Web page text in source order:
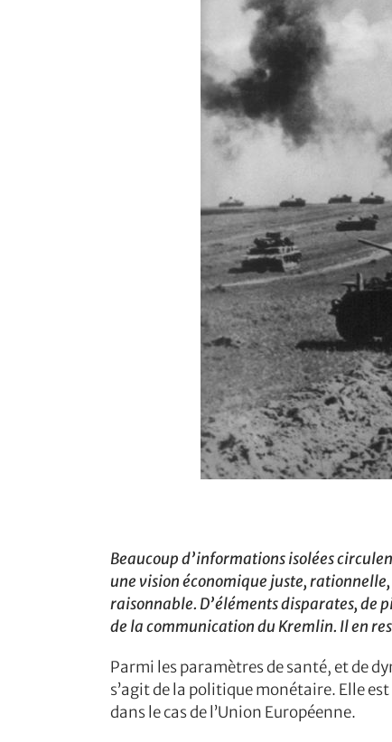
Beaucoup d’informations isolées
une vision économique juste,
raisonnable. D’éléments disparates, de
de la communication du Kremlin. Il en
Parmi les paramètres de santé, et de
s’agit de la politique monétaire. Elle
dans le cas de l’Union Européenne.